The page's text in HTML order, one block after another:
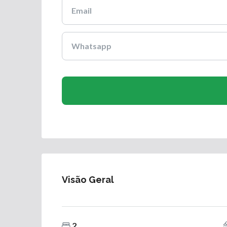
Visão Geral
2